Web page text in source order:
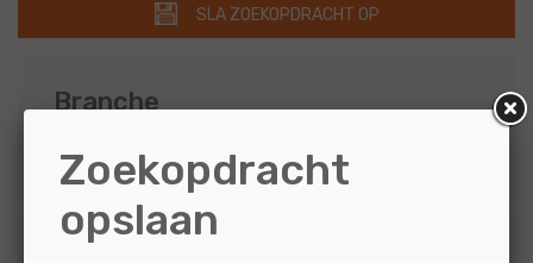
SLA ZOEKOPDRACHT OP
Branche
Zoekopdracht
opslaan